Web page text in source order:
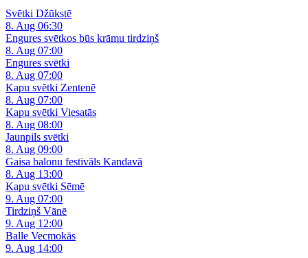
Svētki Džūkstē
8. Aug 06:30
Engures svētkos būs krāmu tirdziņš
8. Aug 07:00
Engures svētki
8. Aug 07:00
Kapu svētki Zentenē
8. Aug 07:00
Kapu svētki Viesatās
8. Aug 08:00
Jaunpils svētki
8. Aug 09:00
Gaisa balonu festivāls Kandavā
8. Aug 13:00
Kapu svētki Sēmē
9. Aug 07:00
Tirdziņš Vānē
9. Aug 12:00
Balle Vecmokās
9. Aug 14:00